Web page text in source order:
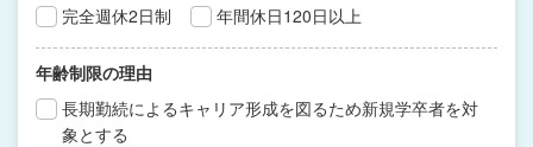
完全週休2日制
年間休日120日以上
年齢制限の理由
長期勤続によるキャリア形成を図るため新規学卒者を対
象とする